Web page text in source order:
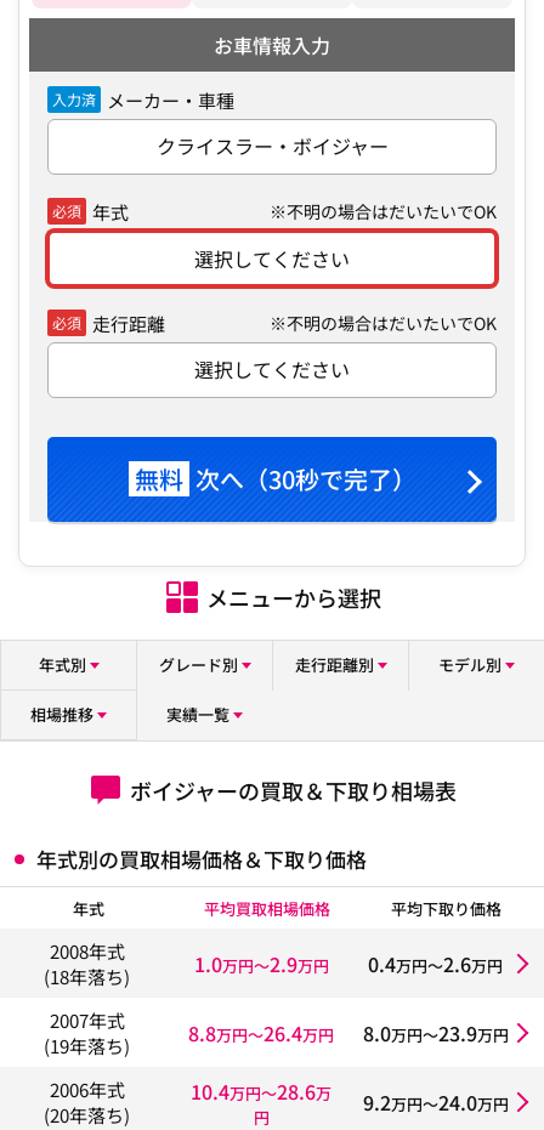
お車情報入力
入力済 メーカー・車種
クライスラー・ボイジャー
必須 年式 ※不明の場合はだいたいでOK
選択してください
必須 走行距離 ※不明の場合はだいたいでOK
選択してください
無料 次へ（30秒で完了）
メニューから選択
年式別 グレード別 走行距離別 モデル別
相場推移 実績一覧
ボイジャーの買取＆下取り相場表
年式別の買取相場価格＆下取り価格
年式 平均買取相場価格 平均下取り価格
2008年式
(18年落ち)
1.0万円〜2.9万円 0.4万円〜2.6万円
2007年式
(19年落ち)
8.8万円〜26.4万円 8.0万円〜23.9万円
2006年式
(20年落ち)
10.4万円〜28.6万
円
9.2万円〜24.0万円